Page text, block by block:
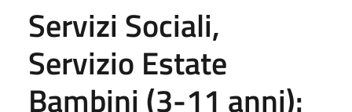
Servizi Sociali,
Servizio Estate
Bambini (3-11 anni):